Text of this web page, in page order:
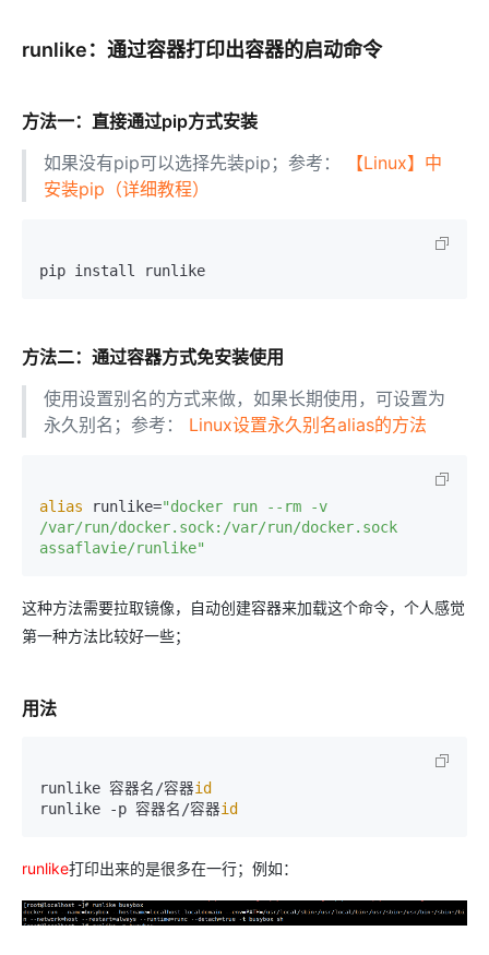
runlike：通过容器打印出容器的启动命令
方法一：直接通过pip方式安装
如果没有pip可以选择先装pip；参考：
【Linux】中
安装pip（详细教程）
pip install runlike
方法二：通过容器方式免安装使用
使用设置别名的方式来做，如果长期使用，可设置为
永久别名；参考： Linux设置永久别名alias的方法
alias runlike="docker run --rm -v
/var/run/docker.sock:/var/run/docker.sock
assaflavie/runlike"
这种方法需要拉取镜像，自动创建容器来加载这个命令，个人感觉
第一种方法比较好一些；
用法
runlike 容器名/容器id
runlike -p 容器名/容器id
runlike打印出来的是很多在一行；例如：